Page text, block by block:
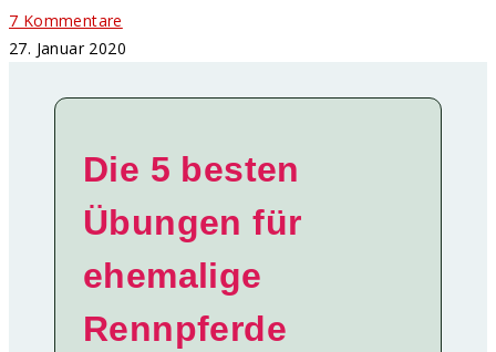
7 Kommentare
27. Januar 2020
Die 5 besten
Übungen für
ehemalige
Rennpferde